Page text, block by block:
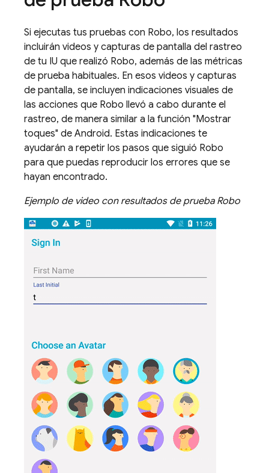
Si ejecutas tus pruebas con Robo, los resultados
incluirán videos y capturas de pantalla del rastreo
de tu IU que realizó Robo, además de las métricas
de prueba habituales. En esos videos y capturas
de pantalla, se incluyen indicaciones visuales de
las acciones que Robo llevó a cabo durante el
rastreo, de manera similar a la función "Mostrar
toques" de Android. Estas indicaciones te
ayudarán a repetir los pasos que siguió Robo
para que puedas reproducir los errores que se
hayan encontrado.
Ejemplo de video con resultados de prueba Robo